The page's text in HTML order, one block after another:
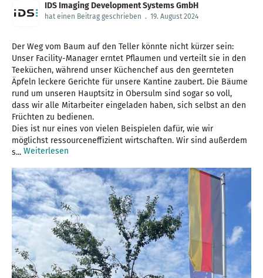
IDS Imaging Development Systems GmbH
hat einen Beitrag geschrieben . 19. August 2024
Der Weg vom Baum auf den Teller könnte nicht kürzer sein:
Unser Facility-Manager erntet Pflaumen und verteilt sie in den
Teeküchen, während unser Küchenchef aus den geernteten
Äpfeln leckere Gerichte für unsere Kantine zaubert. Die Bäume
rund um unseren Hauptsitz in Obersulm sind sogar so voll,
dass wir alle Mitarbeiter eingeladen haben, sich selbst an den
Früchten zu bedienen.
Dies ist nur eines von vielen Beispielen dafür, wie wir
möglichst ressourceneffizient wirtschaften. Wir sind außerdem
s... Weiterlesen